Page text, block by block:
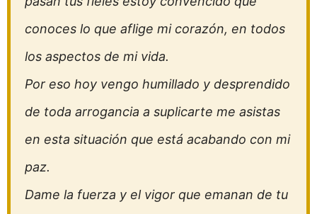
conoces lo que aflige mi corazón, en todos
los aspectos de mi vida.
Por eso hoy vengo humillado y desprendido
de toda arrogancia a suplicarte me asistas
en esta situación que está acabando con mi
paz.
Dame la fuerza y el vigor que emanan de tu